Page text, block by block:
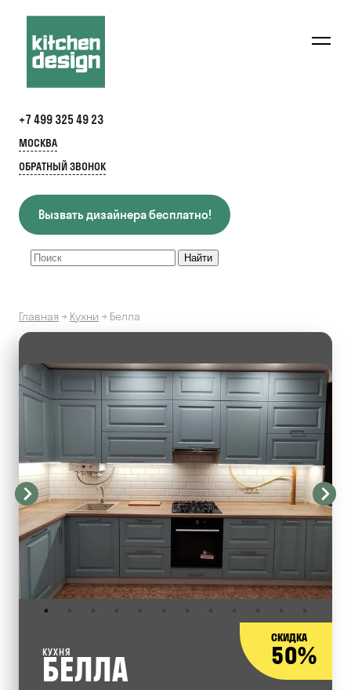
+7 499 325 49 23
МОСКВА
ОБРАТНЫЙ ЗВОНОК
Вызвать дизайнера бесплатно!
Главная→ Кухни → Белла
СКИДКА
50%
КУХНЯ
БЕЛЛА